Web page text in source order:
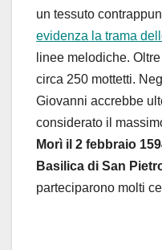
un tessuto
evidenza la trama
linee melodiche.
circa 250 mottetti.
Giovanni accrebbe
considerato il
Morì il 2 febbraio
Basilica di San
parteciparono molti